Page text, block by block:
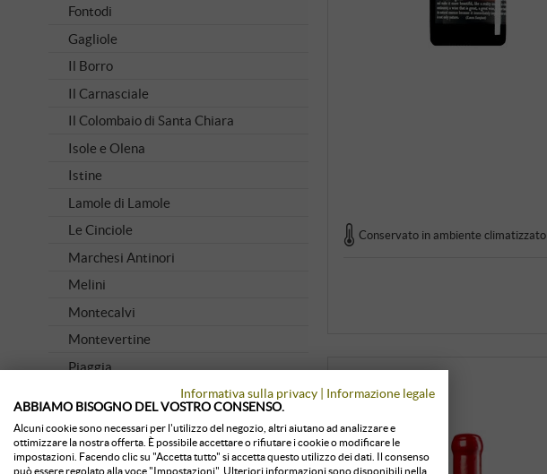
Conservato in ambiente climatizzato
Fontodi
Gagliole
Il Borro
Il Carnasciale
Il Colombaio di Santa Chiara
Isole e Olena
Istine
Lamole di Lamole
Le Cinciole
Marchesi Antinori
Melini
Montecalvi
Montevertine
Piaggia
Querciabella
Ricasoli 1141
Informativa sulla privacy | Informazione legale
ABBIAMO BISOGNO DEL VOSTRO CONSENSO.
Alcuni cookie sono necessari per l'utilizzo del negozio, altri aiutano ad analizzare e
ottimizzare la nostra offerta. È possibile accettare o rifiutare i cookie o modificare le
impostazioni. Facendo clic su "Accetta tutto" si accetta questo utilizzo dei dati. Il consenso
può essere regolato alla voce "Impostazioni". Ulteriori informazioni sono disponibili nella